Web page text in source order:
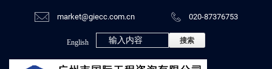
market@giecc.com.cn 020-87376753
English